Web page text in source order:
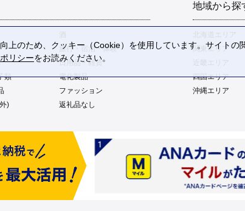
旅行・宿泊・体験
日用品・雑貨
類
電化製品
ファッション
) 返礼品なし
地域から探
関東エリア
四国エリア
沖縄エリア
上のため、クッキー（Cookie）を使用しています。サイト
リシーをお読みください。